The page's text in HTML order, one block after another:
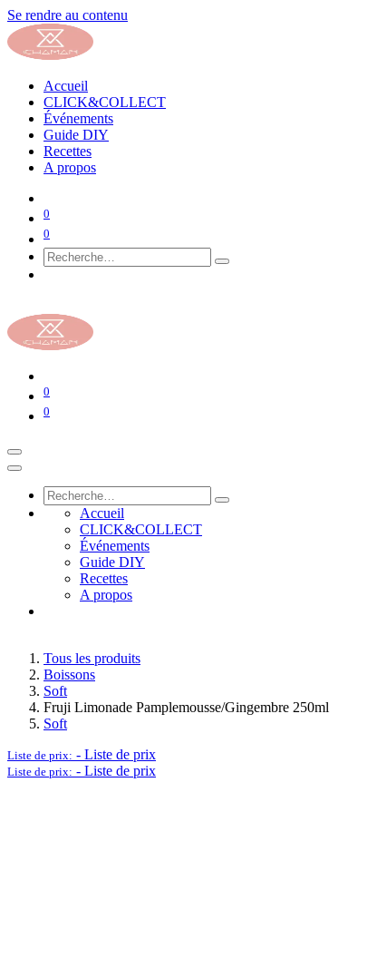
Se rendre au contenu
Accueil
CLICK&COLLECT
Événements
Guide DIY
Recettes
A propos
0
0
0
0
Accueil
CLICK&COLLECT
Événements
Guide DIY
Recettes
A propos
Tous les produits
Boissons
Soft
Fruji Limonade Pamplemousse/Gingembre 250ml
Soft
Liste de prix: - Liste de prix
Liste de prix: - Liste de prix